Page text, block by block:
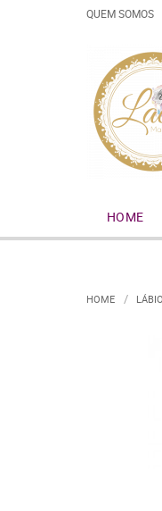
QUEM SOMOS
HOME
HOME